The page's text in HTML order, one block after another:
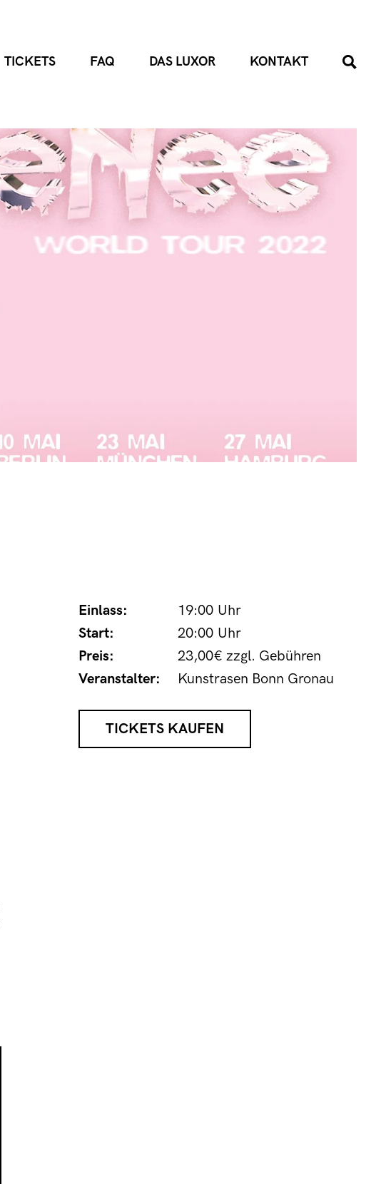
TICKETS FAQ DAS LUXOR KONTAKT
Einlass:
19:00 Uhr
Start:
20:00 Uhr
Preis:
23,00€ zzgl. Gebühren
Veranstalter:
Kunstrasen Bonn Gronau
TICKETS KAUFEN